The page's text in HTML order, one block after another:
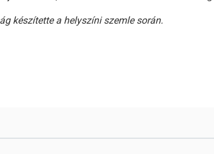
készítette a helyszíni szemle során.